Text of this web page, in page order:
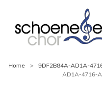
Home > 9DF2B84A-AD1A-
AD1A-4716-